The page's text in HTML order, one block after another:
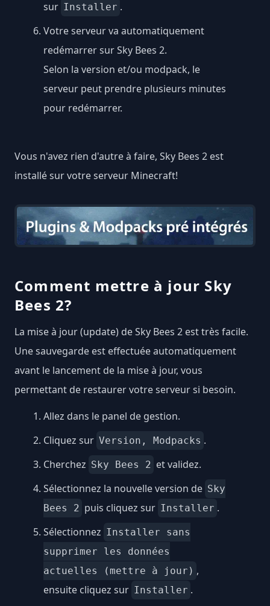
sur Installer .
Votre serveur va automatiquement
redémarrer sur Sky Bees 2.
Selon la version et/ou modpack, le
serveur peut prendre plusieurs minutes
pour redémarrer.
Vous n'avez rien d'autre à faire, Sky Bees 2 est
installé sur votre serveur Minecraft!
Comment mettre à jour Sky
Bees 2?
La mise à jour (update) de Sky Bees 2 est très facile.
Une sauvegarde est effectuée automatiquement
avant le lancement de la mise à jour, vous
permettant de restaurer votre serveur si besoin.
Allez dans le panel de gestion.
Cliquez sur Version, Modpacks .
Cherchez Sky Bees 2 et validez.
Sélectionnez la nouvelle version de Sky
Bees 2 puis cliquez sur Installer .
Sélectionnez Installer sans
supprimer les données
actuelles (mettre à jour) ,
ensuite cliquez sur Installer .